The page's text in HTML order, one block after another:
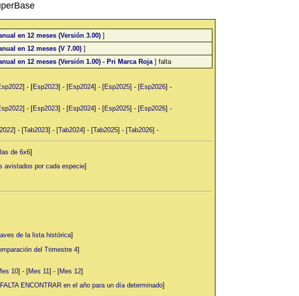
en 12 meses (Versión 3.00) ]
en 12 meses (V 7.00) ]
en 12 meses (Versión 1.00) - Pri Marca Roja] falta
] - [Esp2023] - [Esp2024] - [Esp2025] - [Esp2026] -
] - [Esp2023] - [Esp2024] - [Esp2025] - [Esp2026] -
] - [Tab2023] - [Tab2024] - [Tab2025] - [Tab2026] -
de 6x6]
avistados por cada especie]
de la lista histórica]
del Trimestre 4]
10] - [Mes 11 ] - [Mes 12]
ENCONTRAR en el año para un día determinado]